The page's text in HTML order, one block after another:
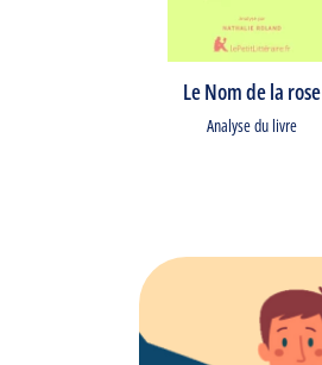
Le Nom de la rose
Analyse du livre